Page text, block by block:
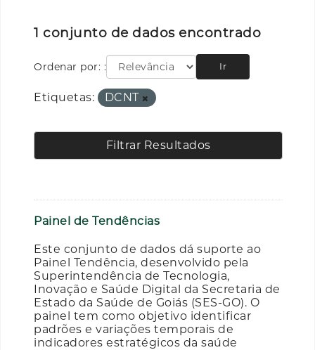
1 conjunto de dados encontrado
Ordenar por: Ir
Etiquetas: DCNT
Filtrar Resultados
Painel de Tendências
Este conjunto de dados dá suporte ao
Painel Tendência, desenvolvido pela
Superintendência de Tecnologia,
Inovação e Saúde Digital da Secretaria de
Estado da Saúde de Goiás (SES-GO). O
painel tem como objetivo identificar
padrões e variações temporais de
indicadores estratégicos da saúde